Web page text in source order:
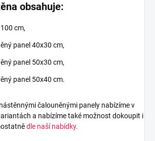
obsahuje:
cm,
panel 40x30 cm,
panel 50x30 cm,
panel 50x40 cm.
čalouněnými panely nabízíme v
a nabízíme také možnost dokoupit i
dle naší nabídky.